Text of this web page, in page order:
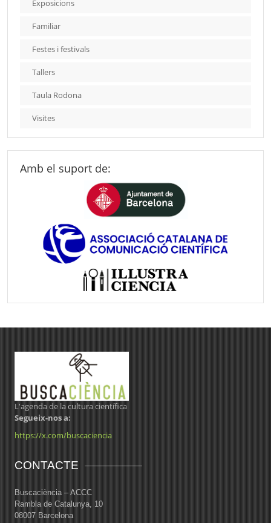
Exposicions
Familiar
Festes i festivals
Tallers
Taula Rodona
Visites
Amb el suport de:
L'agenda de la cultura científica
Segueix-nos a:
https://x.com/buscaciencia
CONTACTE
Buscaciència – ACCC
Rambla de Catalunya, 10
08007 Barcelona